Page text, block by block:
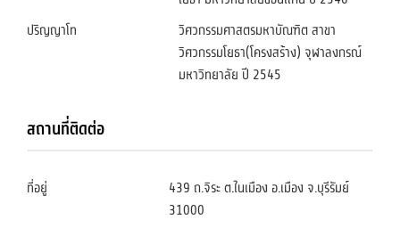
ปริญญาโท
วิศวกรรมศาสตรมหาบัณฑิต สาขา
วิศวกรรมโยธา(โครงสร้าง) จุฬาลงกรณ์
มหาวิทยาลัย ปี 2545
สถานที่ติดต่อ
ที่อยู่
439 ถ.จิระ ต.ในเมือง อ.เมือง จ.บุรีรัมย์
31000